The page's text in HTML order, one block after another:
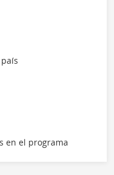
en el programa